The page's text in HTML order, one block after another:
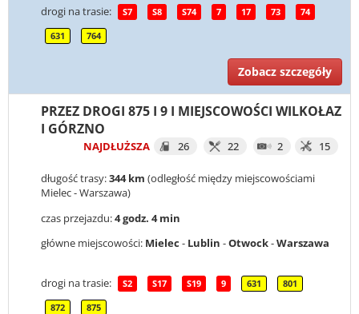
drogi na trasie: S7 S8 S74 7 17 73 74
631 764
Zobacz szczegóły
PRZEZ DROGI 875 I 9 I MIEJSCOWOŚCI WILKOŁAZ
I GÓRZNO
NAJDŁUŻSZA 26 22 2 15
długość trasy:344 km (odległość między miejscowościami
Mielec - Warszawa)
czas przejazdu:4 godz. 4 min
główne miejscowości: Mielec - Lublin -Otwock-Warszawa
drogi na trasie: S2 S17 S19 9 631 801
872 875